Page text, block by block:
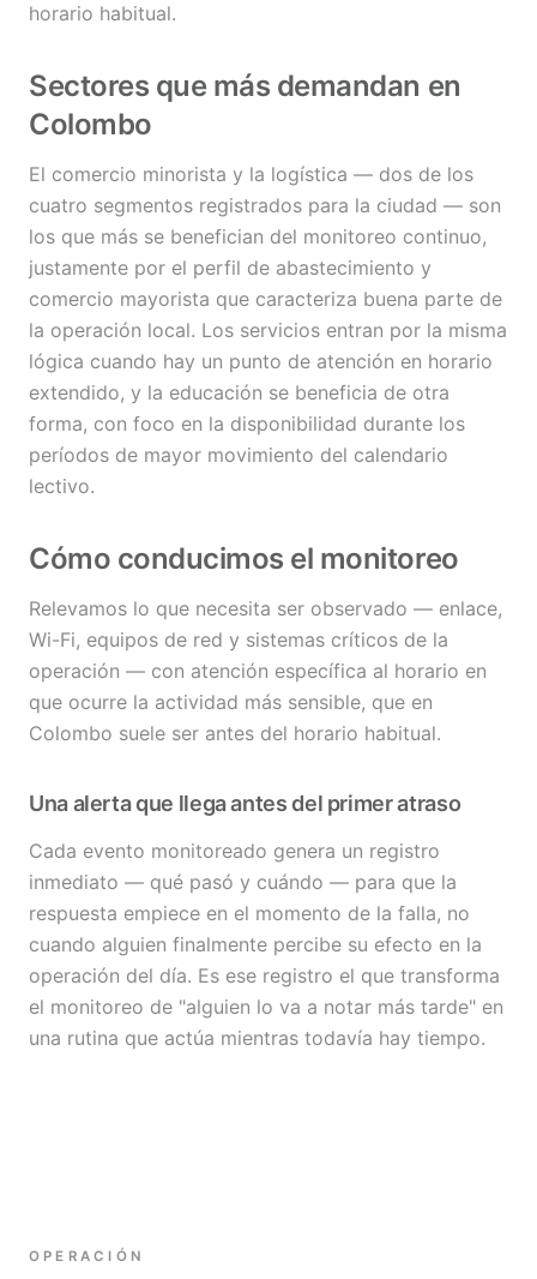
horario habitual.
Sectores que más demandan en
Colombo
El comercio minorista y la logística — dos de los
cuatro segmentos registrados para la ciudad — son
los que más se benefician del monitoreo continuo,
justamente por el perfil de abastecimiento y
comercio mayorista que caracteriza buena parte de
la operación local. Los servicios entran por la misma
lógica cuando hay un punto de atención en horario
extendido, y la educación se beneficia de otra
forma, con foco en la disponibilidad durante los
períodos de mayor movimiento del calendario
lectivo.
Cómo conducimos el monitoreo
Relevamos lo que necesita ser observado — enlace,
Wi-Fi, equipos de red y sistemas críticos de la
operación — con atención específica al horario en
que ocurre la actividad más sensible, que en
Colombo suele ser antes del horario habitual.
Una alerta que llega antes del primer atraso
Cada evento monitoreado genera un registro
inmediato — qué pasó y cuándo — para que la
respuesta empiece en el momento de la falla, no
cuando alguien finalmente percibe su efecto en la
operación del día. Es ese registro el que transforma
el monitoreo de "alguien lo va a notar más tarde" en
una rutina que actúa mientras todavía hay tiempo.
OPERACIÓN